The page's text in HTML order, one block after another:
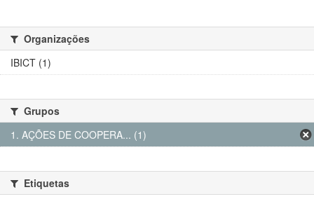
Organizações
IBICT (1)
Grupos
1. AÇÕES DE COOPERA... (1)
Etiquetas